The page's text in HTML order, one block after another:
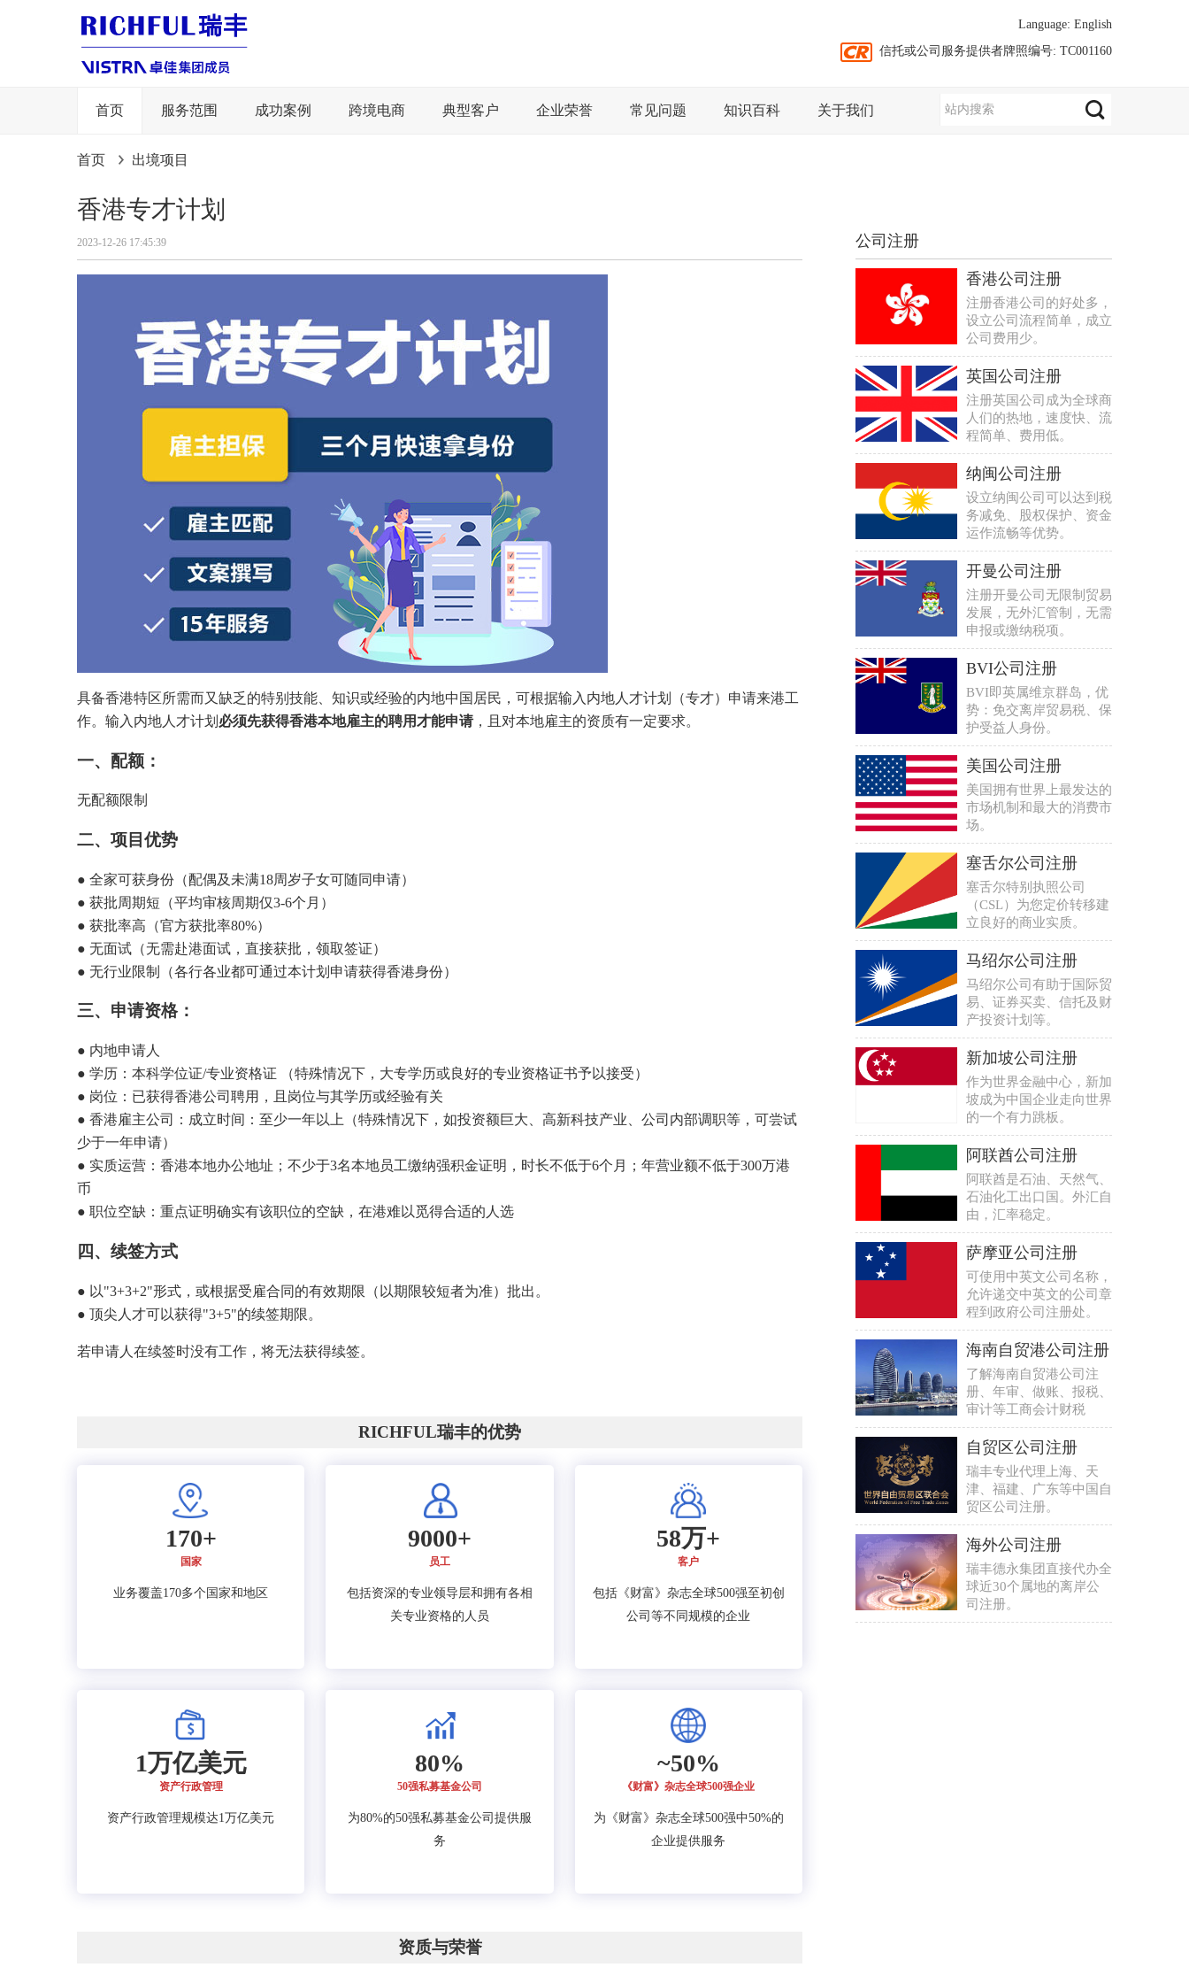
Language: English
信托或公司服务提供者牌照编号: TC001160
首页 服务范围 成功案例 跨境电商 典型客户 企业荣誉 常见问题 知识百科 关于我们
首页 出境项目
香港专才计划
2023-12-26 17:45:39
具备香港特区所需而又缺乏的特别技能、知识或经验的内地中国居民，可根据输入内地人才计划（专才）申请来港工
作。输入内地人才计划 必须先获得香港本地雇主的聘用才能申请，且对本地雇主的资质有一定要求。
一、配额：
无配额限制
二、项目优势
● 全家可获身份（配偶及未满18周岁子女可随同申请）
● 获批周期短（平均审核周期仅3-6个月）
● 获批率高（官方获批率80%）
● 无面试（无需赴港面试，直接获批，领取签证）
● 无行业限制（各行各业都可通过本计划申请获得香港身份）
三、申请资格：
● 内地申请人
● 学历：本科学位证/专业资格证 （特殊情况下，大专学历或良好的专业资格证书予以接受）
● 岗位：已获得香港公司聘用，且岗位与其学历或经验有关
● 香港雇主公司：成立时间：至少一年以上（特殊情况下，如投资额巨大、高新科技产业、公司内部调职等，可尝试
少于一年申请）
● 实质运营：香港本地办公地址；不少于3名本地员工缴纳强积金证明，时长不低于6个月；年营业额不低于300万港
币
● 职位空缺：重点证明确实有该职位的空缺，在港难以觅得合适的人选
四、续签方式
● 以"3+3+2"形式，或根据受雇合同的有效期限（以期限较短者为准）批出。
● 顶尖人才可以获得"3+5"的续签期限。
若申请人在续签时没有工作，将无法获得续签。
RICHFUL瑞丰的优势
170+
国家
业务覆盖170多个国家和地区
9000+
员工
包括资深的专业领导层和拥有各相
关专业资格的人员
58万+
客户
包括《财富》杂志全球500强至初创
公司等不同规模的企业
1万亿美元
资产行政管理
资产行政管理规模达1万亿美元
80%
50强私募基金公司
为80%的50强私募基金公司提供服
务
~50%
《财富》杂志全球500强企业
为《财富》杂志全球500强中50%的
企业提供服务
资质与荣誉
公司注册
香港公司注册
注册香港公司的好处多，
设立公司流程简单，成立
公司费用少。
英国公司注册
注册英国公司成为全球商
人们的热地，速度快、流
程简单、费用低。
纳闽公司注册
设立纳闽公司可以达到税
务减免、股权保护、资金
运作流畅等优势。
开曼公司注册
注册开曼公司无限制贸易
发展，无外汇管制，无需
申报或缴纳税项。
BVI公司注册
BVI即英属维京群岛，优
势：免交离岸贸易税、保
护受益人身份。
美国公司注册
美国拥有世界上最发达的
市场机制和最大的消费市
场。
塞舌尔公司注册
塞舌尔特别执照公司
（CSL）为您定价转移建
立良好的商业实质。
马绍尔公司注册
马绍尔公司有助于国际贸
易、证券买卖、信托及财
产投资计划等。
新加坡公司注册
作为世界金融中心，新加
坡成为中国企业走向世界
的一个有力跳板。
阿联酋公司注册
阿联酋是石油、天然气、
石油化工出口国。外汇自
由，汇率稳定。
萨摩亚公司注册
可使用中英文公司名称，
允许递交中英文的公司章
程到政府公司注册处。
海南自贸港公司注册
了解海南自贸港公司注
册、年审、做账、报税、
审计等工商会计财税
自贸区公司注册
瑞丰专业代理上海、天
津、福建、广东等中国自
贸区公司注册。
海外公司注册
瑞丰德永集团直接代办全
球近30个属地的离岸公
司注册。